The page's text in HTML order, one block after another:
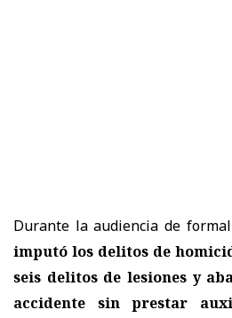
Durante la audiencia de
imputó los delitos de
seis delitos de lesiones y
accidente sin prestar